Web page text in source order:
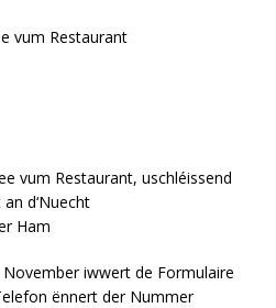
vum Restaurant
vum Restaurant, uschléissend
d‘Nuecht
Ham
iwwert de Formulaire
ënnert der Nummer